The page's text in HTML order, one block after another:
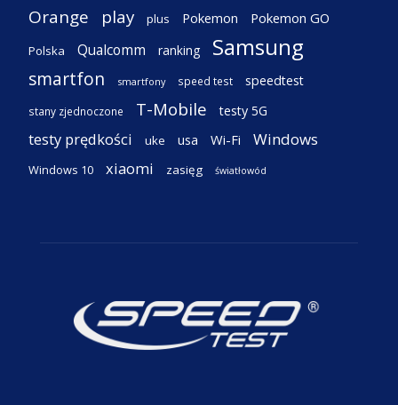
Orange play plus Pokemon Pokemon GO
Polska Qualcomm ranking Samsung
smartfon smartfony speed test speedtest
stany zjednoczone T-Mobile testy 5G
testy prędkości uke usa Wi-Fi Windows
Windows 10 xiaomi zasięg światłowód